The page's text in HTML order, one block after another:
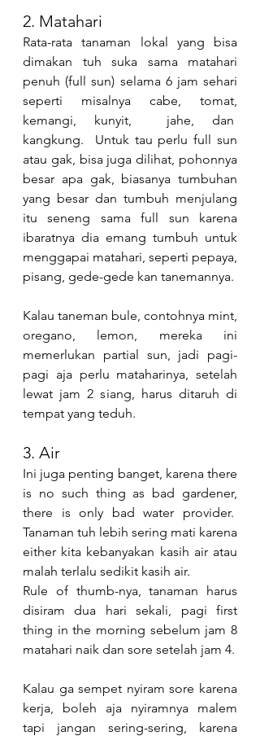
2. Matahari
Rata-rata tanaman lokal yang bisa
dimakan tuh suka sama matahari
penuh (full sun) selama 6 jam sehari
seperti misalnya cabe, tomat,
kemangi, kunyit,  jahe, dan
kangkung.  Untuk tau perlu full sun
atau gak, bisa juga dilihat, pohonnya
besar apa gak, biasanya tumbuhan
yang besar dan tumbuh menjulang
itu seneng sama full sun karena
ibaratnya dia emang tumbuh untuk
menggapai matahari, seperti pepaya,
pisang, gede-gede kan tanemannya.
Kalau taneman bule, contohnya mint,
oregano, lemon, mereka ini
memerlukan partial sun, jadi pagi-
pagi aja perlu mataharinya, setelah
lewat jam 2 siang, harus ditaruh di
tempat yang teduh.
3. Air
Ini juga penting banget, karena there
is no such thing as bad gardener,
there is only bad water provider.
Tanaman tuh lebih sering mati karena
either kita kebanyakan kasih air atau
malah terlalu sedikit kasih air.
Rule of thumb-nya, tanaman harus
disiram dua hari sekali, pagi first
thing in the morning sebelum jam 8
matahari naik dan sore setelah jam 4.
Kalau ga sempet nyiram sore karena
kerja, boleh aja nyiramnya malem
tapi jangan sering-sering, karena